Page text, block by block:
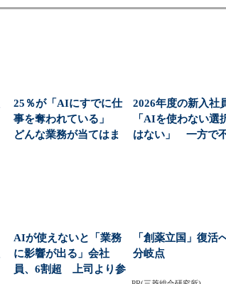
25％が「AIにすでに仕
事を奪われている」
どんな業務が当てはま
2026年度の新入社
「AIを使わない選
はない」 一方で
AIが使えないと「業務
に影響が出る」会社
員、6割超 上司より参
「創薬立国」復活
分岐点